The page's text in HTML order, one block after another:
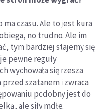
ma czasu. Ale to jest kura
no trudno. Ale im
tym bardziej stajemy się
pewne reguły
wychowała się rzesza
szatanem i zwraca
podobny jest do
ale siły mdłe.